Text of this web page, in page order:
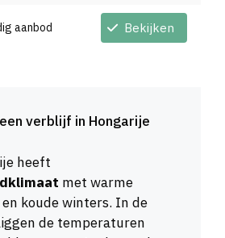
aanbod Bekijken
verblijf in Hongarije
heeft
met warme
koude winters. In de
de temperaturen